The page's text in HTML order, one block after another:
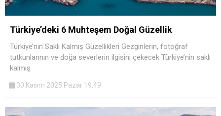
Türkiye’deki 6 Muhteşem Doğal Güzellik
Türkiye’nin Saklı Kalmış Güzellikleri Gezginlerin, fotoğraf
tutkunlarının ve doğa severlerin ilgisini çekecek Türkiye’nin saklı
kalmış
30 Kasım 2025 Pazar 19:49